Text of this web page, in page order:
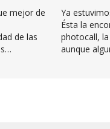
mejor de
de las
Ya
Ésta la
photocall,
aunque